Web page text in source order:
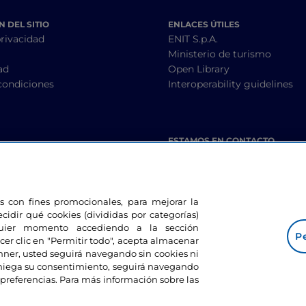
DEL SITIO ENLACES ÚTILES
ENIT S.p.A.
Ministerio de turismo
Open Library
Interoperability guidelines
ESTAMOS EN CONTACTO
fines promocionales, para mejorar la
qué cookies (divididas por categorías)
momento accediendo a la sección
clic en "Permitir todo", acepta almacenar
usted seguirá navegando sin cookies ni
su consentimiento, seguirá navegando
Para más información sobre las